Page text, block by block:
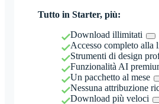
Tutto in Starter, più:
Download illimitati
Accesso completo alla
Strumenti di design
Funzionalità AI
Un pacchetto al mese
Nessuna attribuzione
Download più veloci